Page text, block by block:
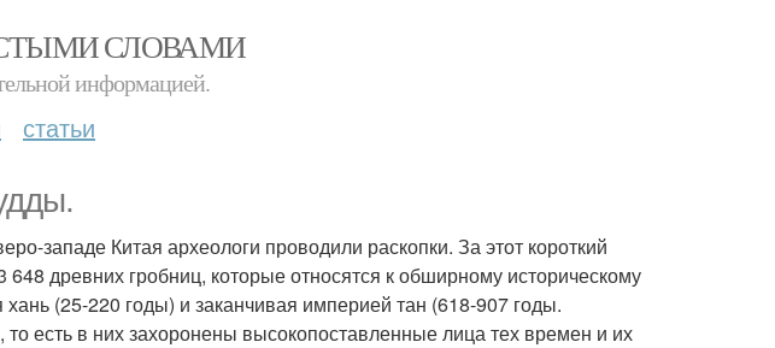
СЛОВАМИ
информацией.
статьи
западе Китая археологи проводили раскопки. За этот короткий
древних гробниц, которые относятся к обширному историческому
(25-220 годы) и заканчивая империей тан (618-907 годы.
есть в них захоронены высокопоставленные лица тех времен и их